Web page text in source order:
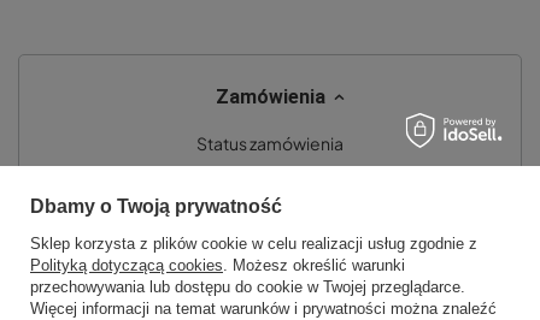
Zamówienia
Status zamówienia
Chcę zareklamować produkt
Chcę zwrócić produkt
Chcę wymienić towar
Dbamy o Twoją prywatność
Sklep korzysta z plików cookie w celu realizacji usług zgodnie z
Polityką dotyczącą cookies. Możesz określić warunki
przechowywania lub dostępu do cookie w Twojej przeglądarce.
Więcej informacji na temat warunków i prywatności można znaleźć